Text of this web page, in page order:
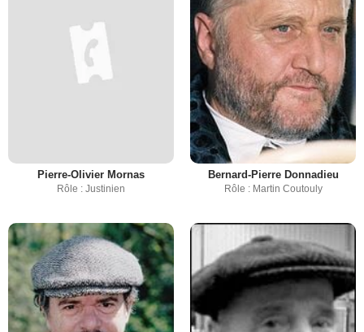
Pierre-Olivier Mornas
Rôle : Justinien
Bernard-Pierre Donnadieu
Rôle : Martin Coutouly